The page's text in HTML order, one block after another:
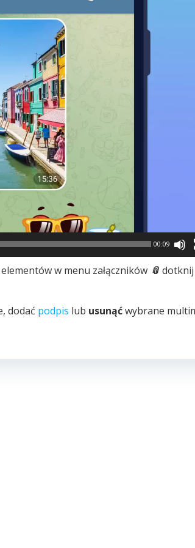
00:09
w menu załączników 📎
dodać podpis lub usunąćwybrane